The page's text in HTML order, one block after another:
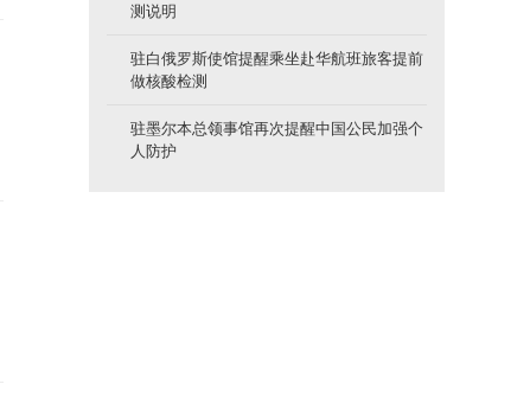
测说明
驻白俄罗斯使馆提醒乘坐赴华航班旅客提前
做核酸检测
驻墨尔本总领事馆再次提醒中国公民加强个
人防护